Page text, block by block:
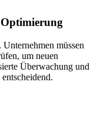
müssen
um neuen
Überwachung und